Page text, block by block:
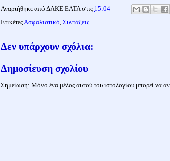
Αναρτήθηκε από ΔΑΚΕ ΕΛΤΑ στις 15:04
ΕτικέτεςΑσφαλιστικό, Συντάξεις
Δεν υπάρχουν σχόλια:
Δημοσίευση σχολίου
Σημείωση: Μόνο ένα μέλος αυτού του ιστολογίου μπορεί να